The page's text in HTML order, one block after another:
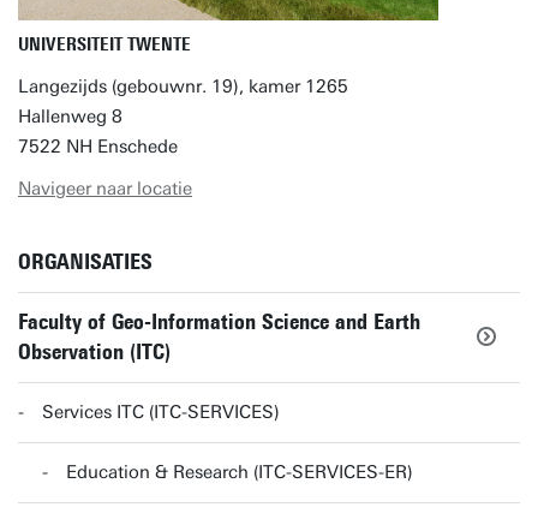
UNIVERSITEIT TWENTE
Langezijds (gebouwnr. 19), kamer 1265
Hallenweg 8
7522 NH Enschede
Navigeer naar locatie
ORGANISATIES
Faculty of Geo-Information Science and Earth
Observation (ITC)
Services ITC (ITC-SERVICES)
Education & Research (ITC-SERVICES-ER)